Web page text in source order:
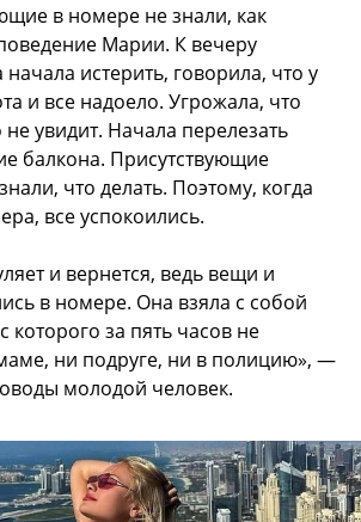
в номере не знали, как
Марии. К вечеру
начала истерить, говорила, что у
и все надоело. Угрожала, что
увидит. Начала перелезать
балкона. Присутствующие
что делать. Поэтому, когда
все успокоились.
и вернется, ведь вещи и
в номере. Она взяла с собой
которого за пять часов не
ни подруге, ни в полицию», —
молодой человек.